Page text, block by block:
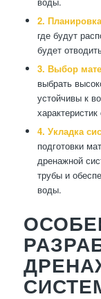
2.
где будут
будет
3. Выбор
выбрать
устойчивы к
4. Укладка
подготовки
дренажной
трубы и
воды.